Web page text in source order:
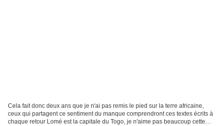
Cela fait donc deux ans que je n'ai pas remis le pied sur la terre africaine,
ceux qui partagent ce sentiment du manque comprendront ces textes écrits à
chaque retour Lomé est la capitale du Togo, je n'aime pas beaucoup cette